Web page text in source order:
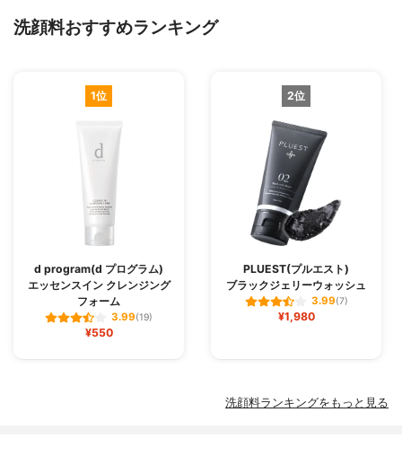
洗顔料おすすめランキング
1位
d program(d プログラム)
エッセンスイン クレンジング
フォーム
3.99(19)
¥550
2位
PLUEST(プルエスト)
ブラックジェリーウォッシュ
3.99(7)
¥1,980
洗顔料ランキングをもっと見る